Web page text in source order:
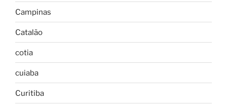
Campinas
Catalão
cotia
cuiaba
Curitiba